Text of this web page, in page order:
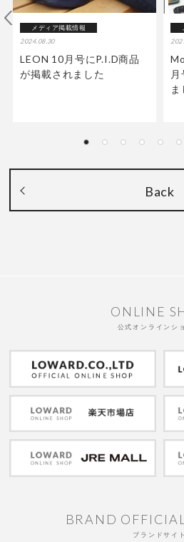
メディア掲載情報
2024.08.30
LEON 10月号にP.I.D商品
が掲載されました
ま
Back
ONLINE
公式オンラインシ
BRAND
ブランドサイト